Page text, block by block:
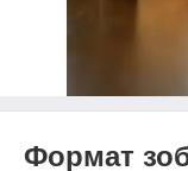
Формат